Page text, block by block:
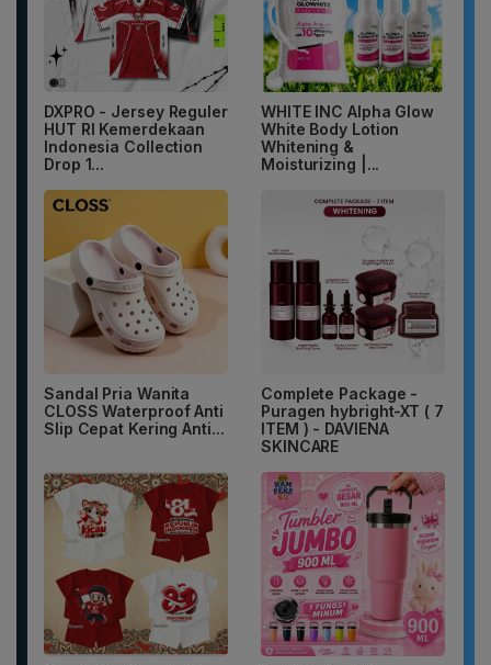
DXPRO - Jersey Reguler
HUT RI Kemerdekaan
Indonesia Collection
Drop 1...
WHITE INC Alpha Glow
White Body Lotion
Whitening &
Moisturizing |...
Sandal Pria Wanita
CLOSS Waterproof Anti
Slip Cepat Kering Anti...
Complete Package -
Puragen hybright-XT ( 7
ITEM ) - DAVIENA
SKINCARE